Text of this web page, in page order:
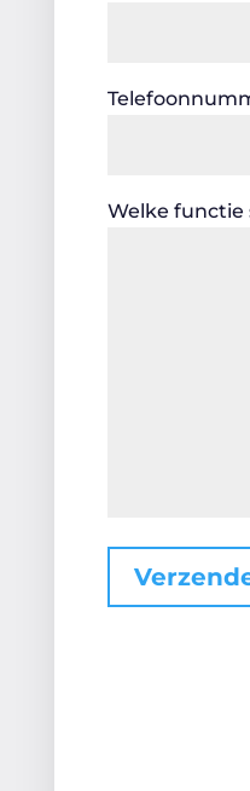
Welke functie